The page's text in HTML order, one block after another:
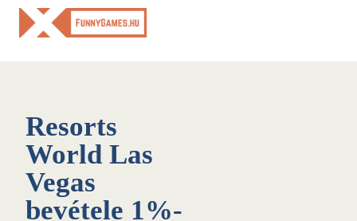
Skip
Resorts
World Las
Vegas
bevétele 1%-